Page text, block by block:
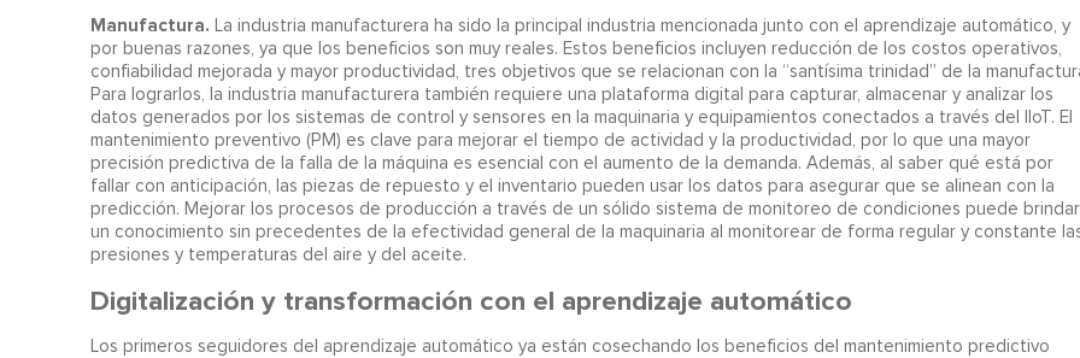
Manufactura. La industria manufacturera ha sido la principal industria mencionada junto con el aprendizaje automático, y
por buenas razones, ya que los beneficios son muy reales. Estos beneficios incluyen reducción de los costos operativos,
confiabilidad mejorada y mayor productividad, tres objetivos que se relacionan con la “santísima trinidad” de la
Para lograrlos, la industria manufacturera también requiere una plataforma digital para capturar, almacenar y analizar los
datos generados por los sistemas de control y sensores en la maquinaria y equipamientos conectados a través del IIoT. El
mantenimiento preventivo (PM) es clave para mejorar el tiempo de actividad y la productividad, por lo que una mayor
precisión predictiva de la falla de la máquina es esencial con el aumento de la demanda. Además, al saber qué está por
fallar con anticipación, las piezas de repuesto y el inventario pueden usar los datos para asegurar que se alinean con la
predicción. Mejorar los procesos de producción a través de un sólido sistema de monitoreo de condiciones puede brindar
un conocimiento sin precedentes de la efectividad general de la maquinaria al monitorear de forma regular y constante
presiones y temperaturas del aire y del aceite.
Digitalización y transformación con el aprendizaje automático
Los primeros seguidores del aprendizaje automático ya están cosechando los beneficios del mantenimiento predictivo